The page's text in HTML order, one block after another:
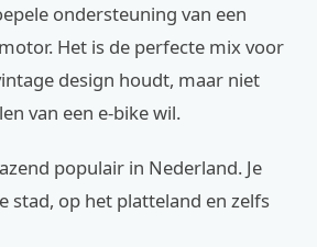
ondersteuning van een
Het is de perfecte mix voor
design houdt, maar niet
van een e-bike wil.
populair in Nederland. Je
stad, op het platteland en zelfs